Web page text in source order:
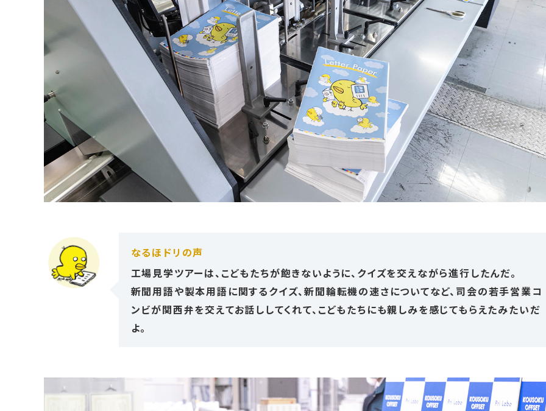
なるほドリの声
工場見学ツアーは、こどもたちが飽きないように、クイズを交えながら進行したんだ。
新聞用語や製本用語に関するクイズ、新聞輪転機の速さについてなど、司会の若手営業コ
ンビが関西弁を交えてお話ししてくれて、こどもたちにも親しみを感じてもらえたみたいだ
よ。